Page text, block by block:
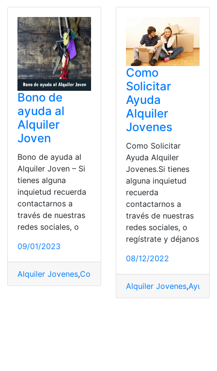
Bono de
ayuda al
Alquiler
Joven
Bono de ayuda al
Alquiler Joven – Si
tienes alguna
inquietud recuerda
contactarnos a
través de nuestras
redes sociales, o
09/01/2023
Alquiler Jovenes,Consultas
Como
Solicitar
Ayuda
Alquiler
Jovenes
Como Solicitar
Ayuda Alquiler
Jovenes.Si tienes
alguna inquietud
recuerda
contactarnos a
través de nuestras
redes sociales, o
regístrate y déjanos
08/12/2022
Alquiler Jovenes,Ayudas